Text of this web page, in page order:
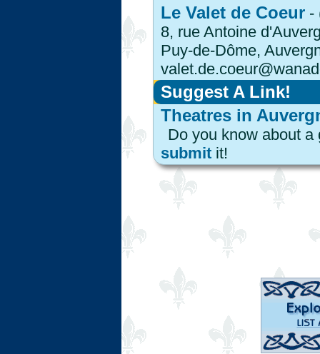
Le Valet de Coeur-
8, rue Antoine
Puy-de-Dôme,
Suggest A Link!
Theatres in
Do you know about
submitit!